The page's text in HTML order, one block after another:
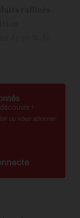
!
ou vous abonner.